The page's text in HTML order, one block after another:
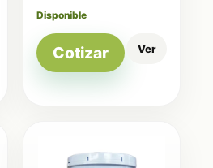
Disponible
Cotizar Ver